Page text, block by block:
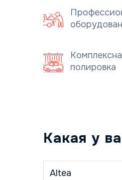
полировка
Какая у
Altea